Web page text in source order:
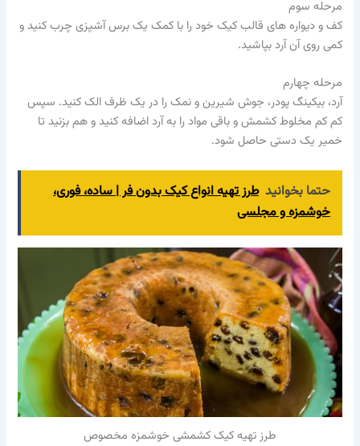
مرحله سوم
کف و دیواره های قالب کیک خود را با کمک یک برس آشپزی چرب کنید و
کمی روی آن آرد بپاشید.
مرحله چهارم
آرد، بیکینگ پودر، جوش شیرین و نمک را در یک ظرف الک کنید. سپس
کم کم مخلوط کشمش و باقی مواد را به آرد اضافه کنید و هم بزنید تا
خمیر یک دستی حاصل شود.
حتما بخوانید طرز تهیه انواع کیک بدون فر | ساده، فوری،
خوشمزه و مجلسی
طرز تهیه کیک کشمشی خوشمزه مخصوص